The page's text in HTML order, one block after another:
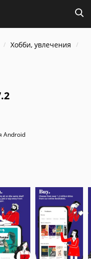
Хобби, увлечения
Android